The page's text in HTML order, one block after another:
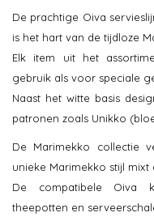
De prachtige Oiva
is het hart van de tijdloze
Elk item uit het
gebruik als voor speciale
Naast het witte basis
patronen zoals Unikko
De Marimekko collectie
unieke Marimekko stijl
De compatibele Oiva
theepotten en